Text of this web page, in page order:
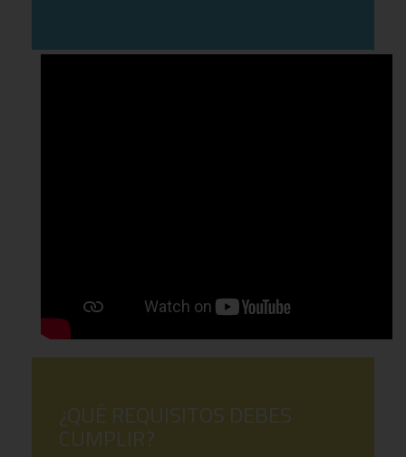
¿QUÉ REQUISITOS DEBES
CUMPLIR?